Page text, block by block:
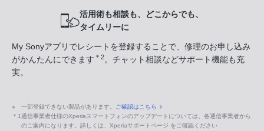
活用術も相談も、どこからでも、
タイムリーに
My Sonyアプリでレシートを登録することで、修理のお申し込み
がかんたんにできます ＊2。チャット相談などサポート機能も充
実。
※ 一部登録できない製品があります。 ご確認はこちら
＊1通信事業者仕様のXperiaスマートフォンのアップデートについては、各通信事業者から
のご案内になります。詳しくは、Xperiaサポートページ をご確認ください